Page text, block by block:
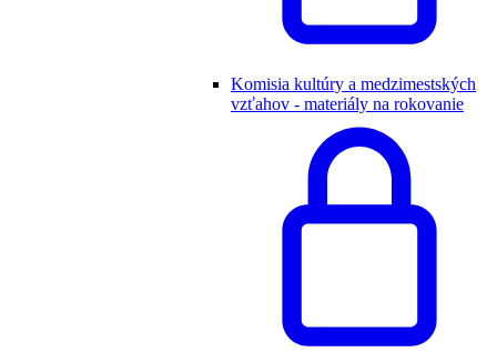
Komisia kultúry a medzimestských
vzťahov - materiály na rokovanie